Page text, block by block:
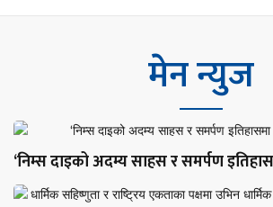
मेन न्युज
‘निम्स दाइको अदम्य साहस र समर्पण